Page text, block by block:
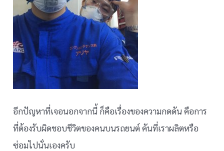
อีกปัญหาที่เจอนอกจากนี้ ก็คือเรื่องของความกดดัน คือการ
ที่ต้องรับผิดชอบชีวิตของคนบนรถยนต์ คันที่เราผลิตหรือ
ซ่อมไปนั่นเองครับ